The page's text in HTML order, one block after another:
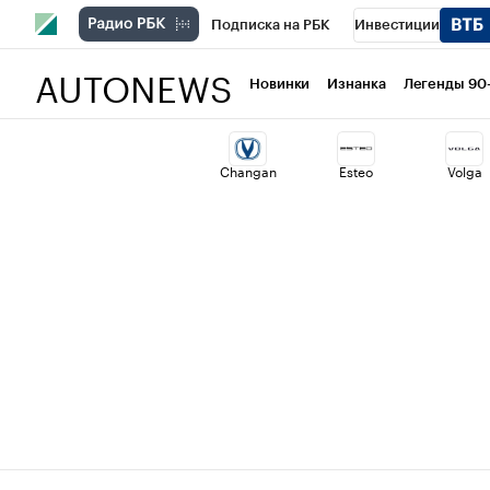
Подписка на РБК Инвестиции
Национальные проекты Город
Кредитные рейтинги Франшизы
AUTONEWS Новинки Изнанка Легенды
Changan Esteo Volga